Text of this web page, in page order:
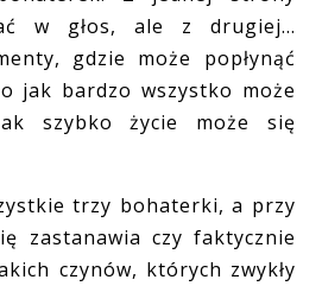
w głos, ale z drugiej...
gdzie może popłynąć
jak bardzo wszystko może
szybko życie może się
trzy bohaterki, a przy
zastanawia czy faktycznie
czynów, których zwykły